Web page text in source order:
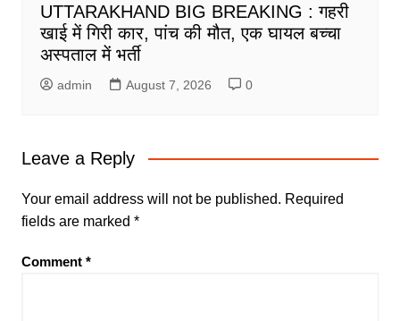
UTTARAKHAND BIG BREAKING : गहरी
खाई में गिरी कार, पांच की मौत, एक घायल बच्चा
अस्पताल में भर्ती
admin August 7, 2026 0
Leave a Reply
Your email address will not be published. Required
fields are marked *
Comment *